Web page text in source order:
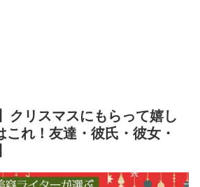
クリスマスにもらって嬉し
これ！友達・彼氏・彼女・